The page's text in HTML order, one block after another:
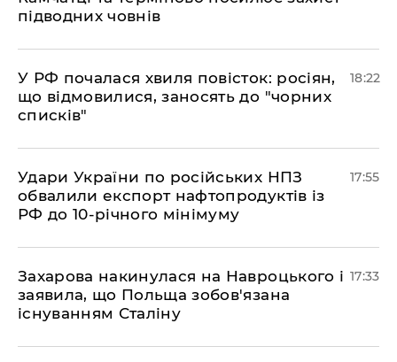
підводних човнів
​У РФ почалася хвиля повісток: росіян,
що відмовилися, заносять до "чорних
списків"
18:22
​Удари України по російських НПЗ
обвалили експорт нафтопродуктів із
РФ до 10-річного мінімуму
17:55
​Захарова накинулася на Навроцького і
заявила, що Польща зобов'язана
існуванням Сталіну
17:33